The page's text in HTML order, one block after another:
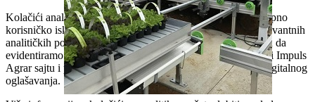
Kolačići analitike nam omogućavaju da unapredimo sveukupno
korisničko iskustvo na Impuls Agrar sajtu prikupljanjem relevantnih
analitičkih podataka. Takođe, kolačići analitike nam pomažu da
evidentiramo i zabeležimo poteškoće koje ste imali pri poseti Impuls
Agrar sajtu i pokazuju nam performanse i efektnost našeg digitalnog
oglašavanja.